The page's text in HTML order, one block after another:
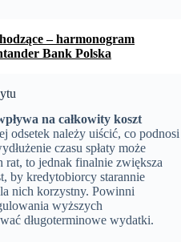
– harmonogram
Bank Polska
na całkowity koszt
odsetek należy uiścić, co podnosi
czasu spłaty może
rat, to jednak finalnie zwiększa
by kredytobiorcy starannie
nich korzystny. Powinni
wyższych
długoterminowe wydatki.